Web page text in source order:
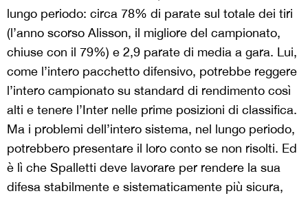
lungo periodo: circa 78% di parate sul totale dei tiri
(l’anno scorso Alisson, il migliore del campionato,
chiuse con il 79%) e 2,9 parate di media a gara. Lui,
come l’intero pacchetto difensivo, potrebbe reggere
l’intero campionato su standard di rendimento così
alti e tenere l’Inter nelle prime posizioni di classifica.
Ma i problemi dell’intero sistema, nel lungo periodo,
potrebbero presentare il loro conto se non risolti. Ed
è lì che Spalletti deve lavorare per rendere la sua
difesa stabilmente e sistematicamente più sicura,